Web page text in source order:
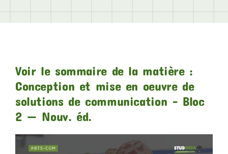
Voir le sommaire de la matière :
Conception et mise en oeuvre de
solutions de communication – Bloc
2 — Nouv. éd.